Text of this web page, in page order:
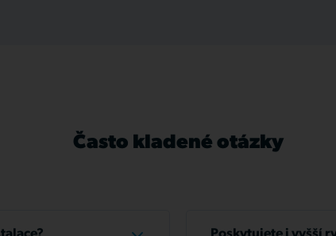
Často kladené otázky